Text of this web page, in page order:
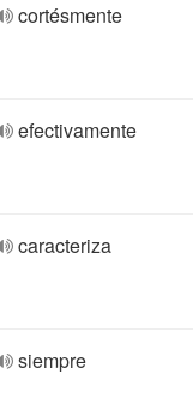
cortésmente
efectivamente
caracteriza
siempre